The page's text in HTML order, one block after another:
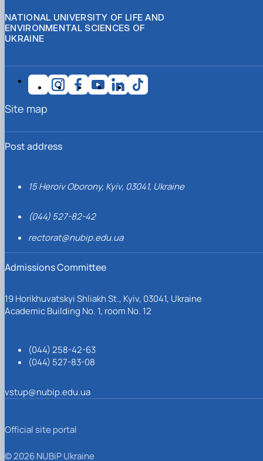
NATIONAL UNIVERSITY OF LIFE AND
ENVIRONMENTAL SCIENCES OF
UKRAINE
Post address
15 Heroiv Oborony, Kyiv, 03041, Ukraine
(044) 527-82-42
rectorat@nubip.edu.ua
Admissions Committee
19 Horikhuvatskyi Shliakh St., Kyiv, 03041, Ukraine
Academic Building No. 1, room No. 12
(044) 258-42-63
(044) 527-83-08
vstup@nubip.edu.ua
Site map
Official site portal
© 2026 NUBiP Ukraine